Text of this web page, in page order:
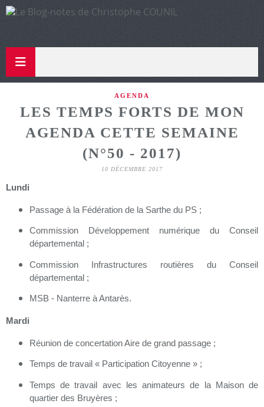
AGENDA
LES TEMPS FORTS DE MON
AGENDA CETTE SEMAINE
(N°50 - 2017)
10 DÉCEMBRE 2017
Lundi
Passage à la Fédération de la Sarthe du PS ;
Commission Développement numérique du Conseil
départemental ;
Commission Infrastructures routières du Conseil
départemental ;
MSB - Nanterre à Antarès.
Mardi
Réunion de concertation Aire de grand passage ;
Temps de travail « Participation Citoyenne » ;
Temps de travail avec les animateurs de la Maison de
quartier des Bruyères ;